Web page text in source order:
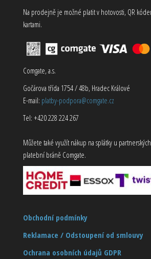
Na prodejně je možné platit v hotovosti, QR
kartami.
Comgate, a.s.
Gočárova třída 1754 / 48b, Hradec Králové
E-mail: platby-podpora@comgate.cz
Tel: +420 228 224 267
Můžete také využít nákup na splátky u
platební bráně Comgate.
Obchodní podmínky
Reklamace / Odstoupení od smlouvy
Ochrana osobních údajů GDPR